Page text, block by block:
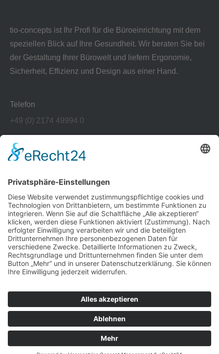
tio-concepts ist Ihr Profi für die Büroeinrichtung mit dem
speziellen Blick auf Ihre Gesundheit. Wir beraten Sie bei
der Gestaltung Ihrer Bürowelt und liefern Ergonomie,
Sicherheit, Effizienz und Design aus einer Hand.
Telefon
+49 (0) 2174 49994 0
Adresse
Solinger Straße 18b, 42799 Leichlingen
Impressum
Datenschutzerklärung
Sprechen Sie mit uns!
Cookie-Einstellungen